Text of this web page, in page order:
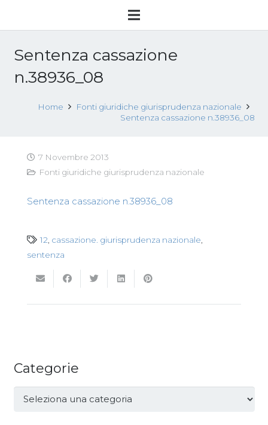
Sentenza cassazione
n.38936_08
Home
Fonti giuridiche giurisprudenza nazionale
Sentenza cassazione n.38936_08
7 Novembre 2013
Fonti giuridiche giurisprudenza nazionale
Sentenza cassazione n.38936_08
12 cassazione. giurisprudenza nazionale
sentenza
Categorie
Categorie